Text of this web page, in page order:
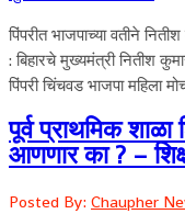
पिंपरीत भाजपाच्या वतीने
: बिहारचे मुख्यमंत्री नितीश
पिंपरी चिंचवड भाजपा महिला
पूर्व प्राथमिक शाळा
आणणार का ? –
Posted By: Chaupher